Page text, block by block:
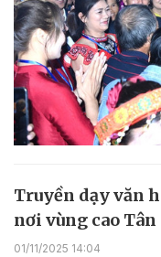
Truyền dạy văn
nơi vùng cao
01/11/2025 14:04